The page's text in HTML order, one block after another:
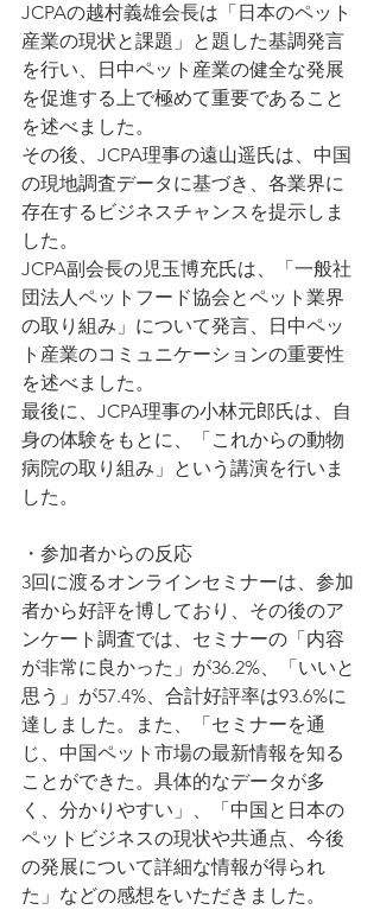
JCPAの越村義雄会長は「日本のペット
産業の現状と課題」と題した基調発言
を行い、日中ペット産業の健全な発展
を促進する上で極めて重要であること
を述べました。
その後、JCPA理事の遠山遥氏は、中国
の現地調査データに基づき、各業界に
存在するビジネスチャンスを提示しま
した。
JCPA副会長の児玉博充氏は、「一般社
団法人ペットフード協会とペット業界
の取り組み」について発言、日中ペッ
ト産業のコミュニケーションの重要性
を述べました。
最後に、JCPA理事の小林元郎氏は、自
身の体験をもとに、「これからの動物
病院の取り組み」という講演を行いま
した。
・参加者からの反応
3回に渡るオンラインセミナーは、参加
者から好評を博しており、その後のア
ンケート調査では、セミナーの「内容
が非常に良かった」が36.2%、「いいと
思う」が57.4%、合計好評率は93.6%に
達しました。また、「セミナーを通
じ、中国ペット市場の最新情報を知る
ことができた。具体的なデータが多
く、分かりやすい」、「中国と日本の
ペットビジネスの現状や共通点、今後
の発展について詳細な情報が得られ
た」などの感想をいただきました。